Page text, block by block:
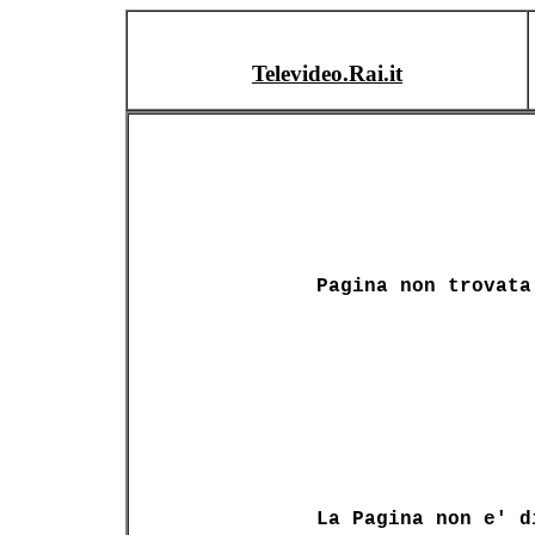
Televideo.Rai.it
Pagina non trovata
La Pagina non e'